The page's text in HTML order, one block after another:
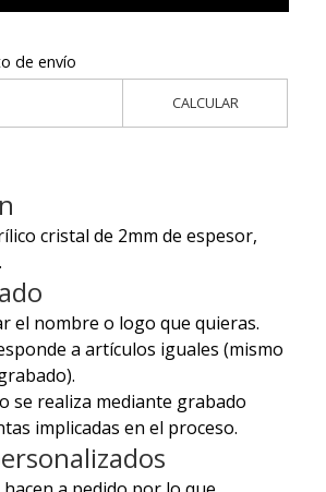
de envío
CALCULAR
cristal de 2mm de espesor,
el nombre o logo que quieras.
a artículos iguales (mismo
se realiza mediante grabado
implicadas en el proceso.